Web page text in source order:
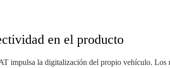
en el producto
impulsa la digitalización del propio vehículo. Los